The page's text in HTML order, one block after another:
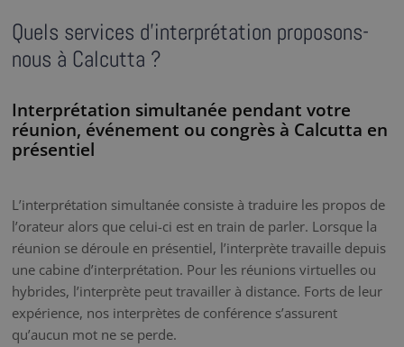
Quels services d’interprétation proposons-
nous à Calcutta ?
Interprétation simultanée pendant votre
réunion, événement ou congrès à Calcutta en
présentiel
L’interprétation simultanée consiste à traduire les propos de
l’orateur alors que celui-ci est en train de parler. Lorsque la
réunion se déroule en présentiel, l’interprète travaille depuis
une cabine d’interprétation. Pour les réunions virtuelles ou
hybrides, l’interprète peut travailler à distance. Forts de leur
expérience, nos interprètes de conférence s’assurent
qu’aucun mot ne se perde.